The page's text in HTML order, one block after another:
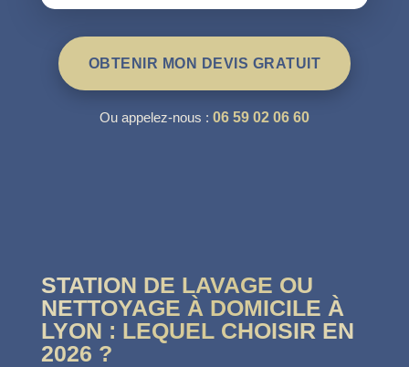
OBTENIR MON DEVIS GRATUIT
Ou appelez-nous : 06 59 02 06 60
STATION DE LAVAGE OU
NETTOYAGE À DOMICILE À
LYON : LEQUEL CHOISIR EN
2026 ?